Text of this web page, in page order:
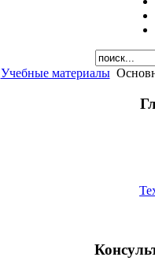
Учебные материалы